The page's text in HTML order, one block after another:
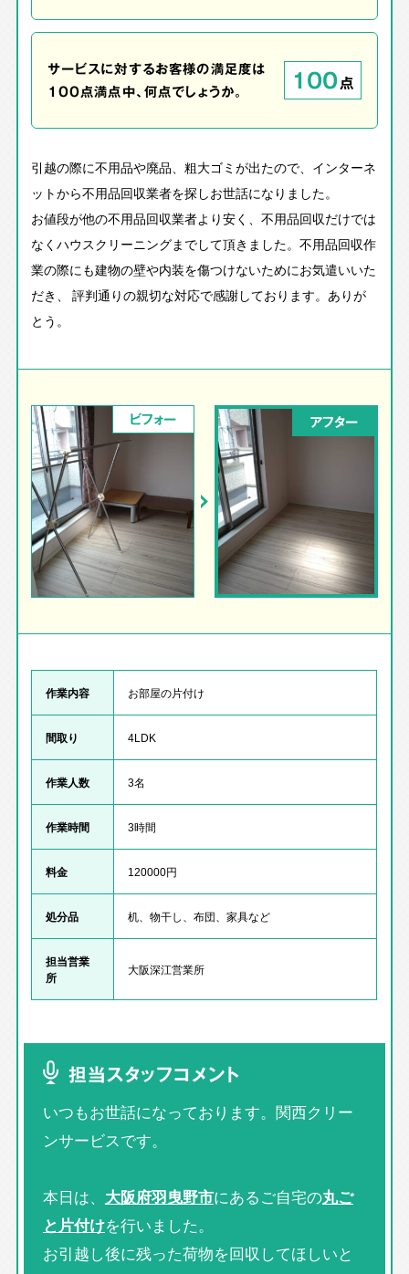
サービスに対するお客様の満足度は
100点満点中、何点でしょうか。
100点
引越の際に不用品や廃品、粗大ゴミが出たので、インターネ
ットから不用品回収業者を探しお世話になりました。
お値段が他の不用品回収業者より安く、不用品回収だけでは
なくハウスクリーニングまでして頂きました。不用品回収作
業の際にも建物の壁や内装を傷つけないためにお気遣いいた
だき、 評判通りの親切な対応で感謝しております。ありが
とう。
ビフォー アフター
作業内容 お部屋の片付け
間取り 4LDK
作業人数 3名
作業時間 3時間
料金 120000円
処分品 机、物干し、布団、家具など
担当営業
所
大阪深江営業所
担当スタッフコメント
いつもお世話になっております。関西クリー
ンサービスです。
本日は、 大阪府羽曳野市にあるご自宅の丸ご
と片付けを行いました。
お引越し後に残った荷物を回収してほしいと